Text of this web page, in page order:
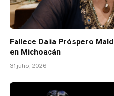
Fallece Dalia Próspero
en Michoacán
31 julio, 2026